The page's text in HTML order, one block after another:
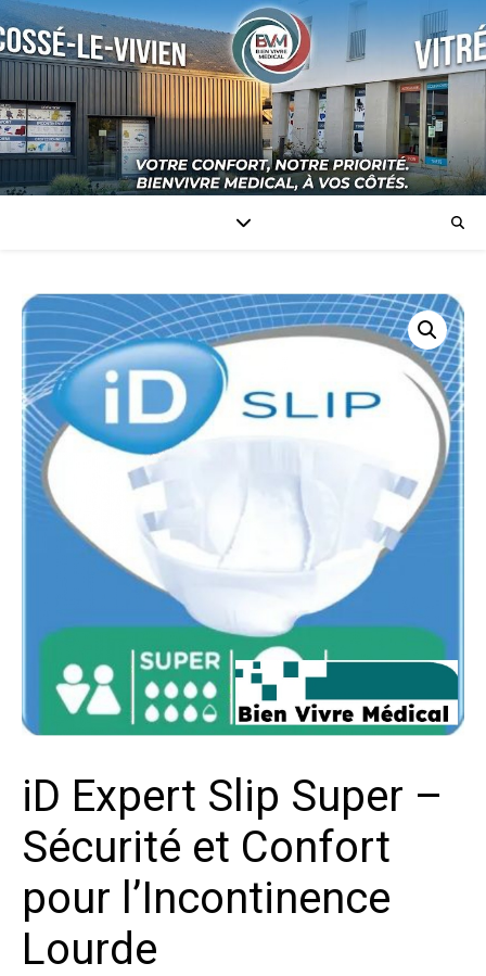
iD Expert Slip Super –
Sécurité et Confort
pour l’Incontinence
Lourde